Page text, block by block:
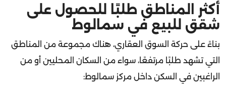
شقق للبيع في سمالوط
بناءً على حركة السوق العقاري، هناك مجموعة من المناطق
التي تشهد طلبًا مرتفعًا، سواء من السكان المحليين أو من
الراغبين في السكن داخل مركز سمالوط: